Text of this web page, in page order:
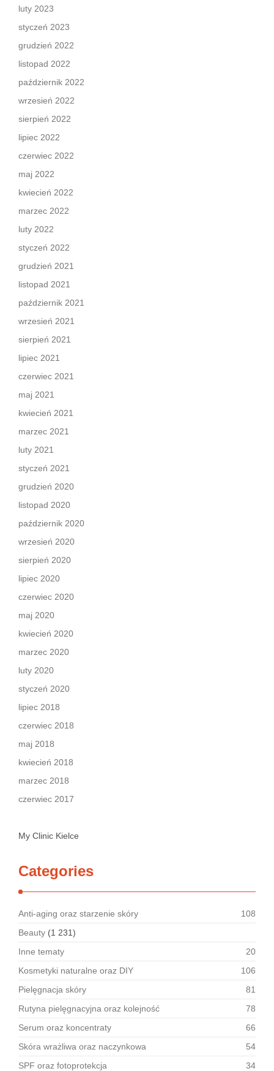
luty 2023
styczeń 2023
grudzień 2022
listopad 2022
październik 2022
wrzesień 2022
sierpień 2022
lipiec 2022
czerwiec 2022
maj 2022
kwiecień 2022
marzec 2022
luty 2022
styczeń 2022
grudzień 2021
listopad 2021
październik 2021
wrzesień 2021
sierpień 2021
lipiec 2021
czerwiec 2021
maj 2021
kwiecień 2021
marzec 2021
luty 2021
styczeń 2021
grudzień 2020
listopad 2020
październik 2020
wrzesień 2020
sierpień 2020
lipiec 2020
czerwiec 2020
maj 2020
kwiecień 2020
marzec 2020
luty 2020
styczeń 2020
lipiec 2018
czerwiec 2018
maj 2018
kwiecień 2018
marzec 2018
czerwiec 2017
My Clinic Kielce
Categories
Anti-aging oraz starzenie skóry
108
Beauty (1 231)
Inne tematy
20
Kosmetyki naturalne oraz DIY
106
Pielęgnacja skóry
81
Rutyna pielęgnacyjna oraz kolejność
78
Serum oraz koncentraty
66
Skóra wrażliwa oraz naczynkowa
54
SPF oraz fotoprotekcja
34